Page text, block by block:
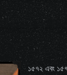
১৫৭২ এবং